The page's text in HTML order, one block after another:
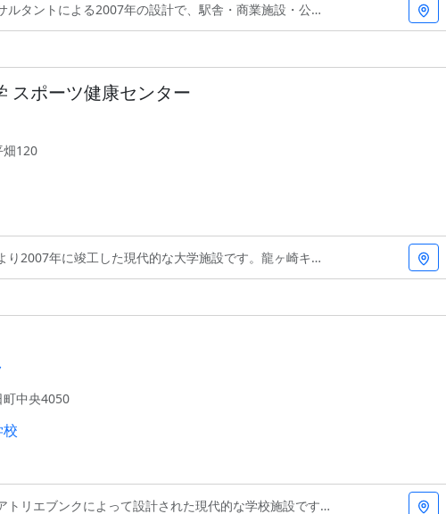
る2007年の設計で、駅舎・商業施設・公園が一体となった空間
スポーツ健康センター
畑120
竣工した現代的な大学施設です。龍ヶ崎キャンパスに位置し、学
中央4050
クによって設計された現代的な学校施設です。2007年の竣工当時